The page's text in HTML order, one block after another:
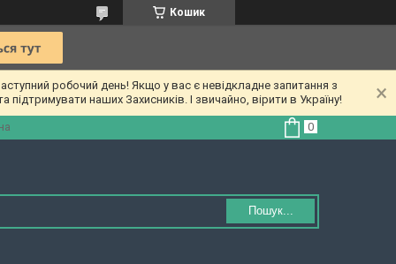
Кошик
робочий день! Якщо у вас є невідкладне запитання з
підтримувати наших Захисників. І звичайно, вірити в Україну!
Пошук...